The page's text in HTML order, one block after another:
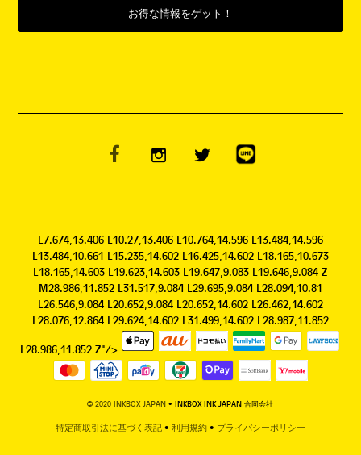
L7.674,13.406 L10.27,13.406 L10.764,14.596 L13.484,14.596
L13.484,10.661 L15.235,14.602 L16.425,14.602 L18.165,10.673
L18.165,14.603 L19.623,14.603 L19.647,9.083 L19.646,9.084 Z
M28.986,11.852 L31.517,9.084 L29.695,9.084 L28.094,10.81
L26.546,9.084 L20.652,9.084 L20.652,14.602 L26.462,14.602
L28.076,12.864 L29.624,14.602 L31.499,14.602 L28.987,11.852
L28.986,11.852 Z"/>
© 2020 INKBOX JAPAN • INKBOX INK JAPAN 合同会社
特定商取引法に基づく表記• 利用規約• プライバシーポリシー